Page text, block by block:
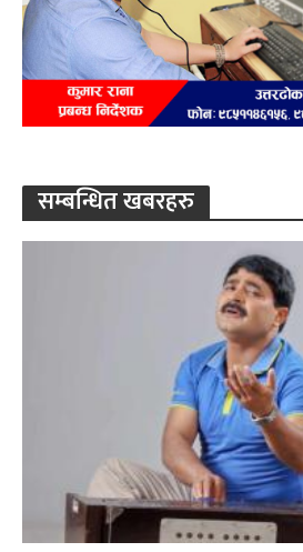
सम्बन्धित खबरहरु